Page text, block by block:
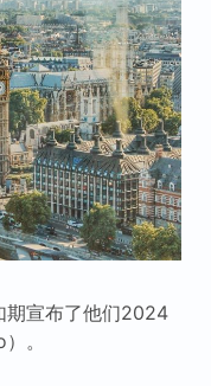
期宣布了他们2024
。